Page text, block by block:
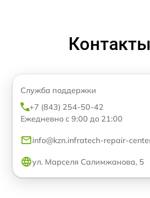
Контакты
Служба поддержки
+7 (843) 254-50-42
Ежедневно с 9:00 до 21:00
info@kzn.infratech-repair-
ул. Марселя Салимжанова, 5